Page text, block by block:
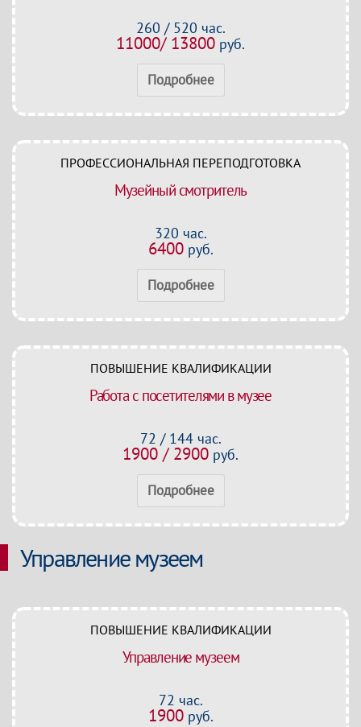
260 / 520 час.
11000/ 13800 руб.
Подробнее
ПРОФЕССИОНАЛЬНАЯ ПЕРЕПОДГОТОВКА
Музейный смотритель
320 час.
6400руб.
Подробнее
ПОВЫШЕНИЕ КВАЛИФИКАЦИИ
Работа с посетителями в музее
72 / 144 час.
1900 / 2900 руб.
Подробнее
Управление музеем
ПОВЫШЕНИЕ КВАЛИФИКАЦИИ
Управление музеем
72 час.
1900руб.